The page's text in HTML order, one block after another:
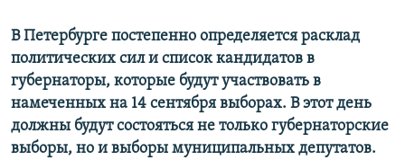
В Петербурге постепенно определяется расклад
политических сил и список кандидатов в
губернаторы, которые будут участвовать в
намеченных на 14 сентября выборах. В этот день
должны будут состояться не только губернаторские
выборы, но и выборы муниципальных депутатов.